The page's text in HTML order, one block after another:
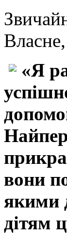
«Я
вони
якими
дітям